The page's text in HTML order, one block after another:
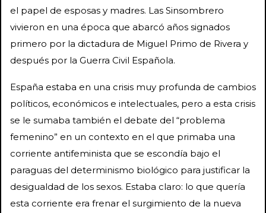
el papel de esposas y madres. Las Sinsombrero
vivieron en una época que abarcó años signados
primero por la dictadura de Miguel Primo de Rivera y
después por la Guerra Civil Española.
España estaba en una crisis muy profunda de cambios
políticos, económicos e intelectuales, pero a esta crisis
se le sumaba también el debate del “problema
femenino” en un contexto en el que primaba una
corriente antifeminista que se escondía bajo el
paraguas del determinismo biológico para justificar la
desigualdad de los sexos. Estaba claro: lo que quería
esta corriente era frenar el surgimiento de la nueva